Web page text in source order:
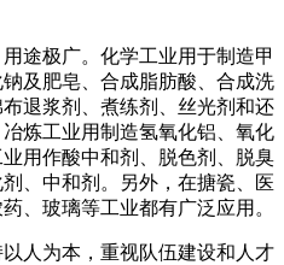
途极广。化学工业用于制造甲
及肥皂、合成脂肪酸、合成洗
退浆剂、煮练剂、丝光剂和还
炼工业用制造氢氧化铝、氧化
用作酸中和剂、脱色剂、脱臭
、中和剂。另外，在搪瓷、医
、玻璃等工业都有广泛应用。
人为本，重视队伍建设和人才